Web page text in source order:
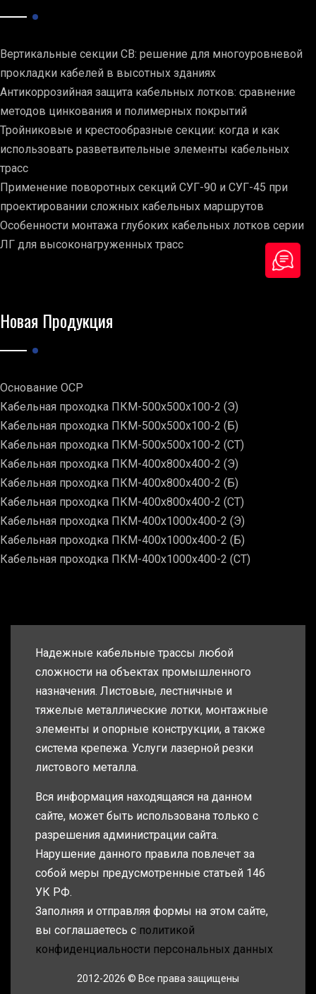
Вертикальные секции СВ: решение для многоуровневой
прокладки кабелей в высотных зданиях
Антикоррозийная защита кабельных лотков: сравнение
методов цинкования и полимерных покрытий
Тройниковые и крестообразные секции: когда и как
использовать разветвительные элементы кабельных
трасс
Применение поворотных секций СУГ-90 и СУГ-45 при
проектировании сложных кабельных маршрутов
Особенности монтажа глубоких кабельных лотков серии
ЛГ для высоконагруженных трасс
Новая Продукция
Основание ОСР
Кабельная проходка ПКМ-500х500х100-2 (Э)
Кабельная проходка ПКМ-500х500х100-2 (Б)
Кабельная проходка ПКМ-500х500х100-2 (СТ)
Кабельная проходка ПКМ-400х800х400-2 (Э)
Кабельная проходка ПКМ-400х800х400-2 (Б)
Кабельная проходка ПКМ-400х800х400-2 (СТ)
Кабельная проходка ПКМ-400х1000х400-2 (Э)
Кабельная проходка ПКМ-400х1000х400-2 (Б)
Кабельная проходка ПКМ-400х1000х400-2 (СТ)
Надежные кабельные трассы любой
сложности на объектах промышленного
назначения. Листовые, лестничные и
тяжелые металлические лотки, монтажные
элементы и опорные конструкции, а также
система крепежа. Услуги лазерной резки
листового металла.
Вся информация находящаяся на данном
сайте, может быть использована только с
разрешения администрации сайта.
Нарушение данного правила повлечет за
собой меры предусмотренные статьей 146
УК РФ.
Заполняя и отправляя формы на этом сайте,
вы соглашаетесь с политикой
конфиденциальности персональных данных
2012-2026 © Все права защищены